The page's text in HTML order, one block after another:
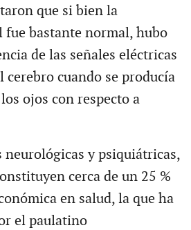
que si bien la
fue bastante normal, hubo
de las señales eléctricas
cerebro cuando se producía
ojos con respecto a
neurológicas y psiquiátricas,
cerca de un 25 %
en salud, la que ha
el paulatino